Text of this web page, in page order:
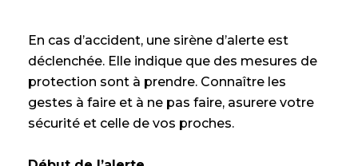
En cas d’accident, une sirène d’alerte est
déclenchée. Elle indique que des mesures de
protection sont à prendre. Connaître les
gestes à faire et à ne pas faire, asurere votre
sécurité et celle de vos proches.